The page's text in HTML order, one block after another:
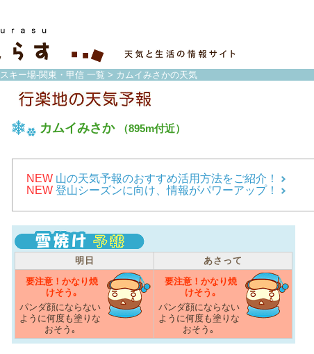
スキー場-関東・甲信 一覧 > カムイみさかの天気
カムイみさか （895m付近）
NEW 山の天気予報のおすすめ活用方法をご紹介！
NEW 登山シーズンに向け、情報がパワーアップ！
明日
あさって
要注意！かなり焼
けそう｡
パンダ顔にならない
ように何度も塗りな
おそう｡
要注意！かなり焼
けそう｡
パンダ顔にならない
ように何度も塗りな
おそう｡